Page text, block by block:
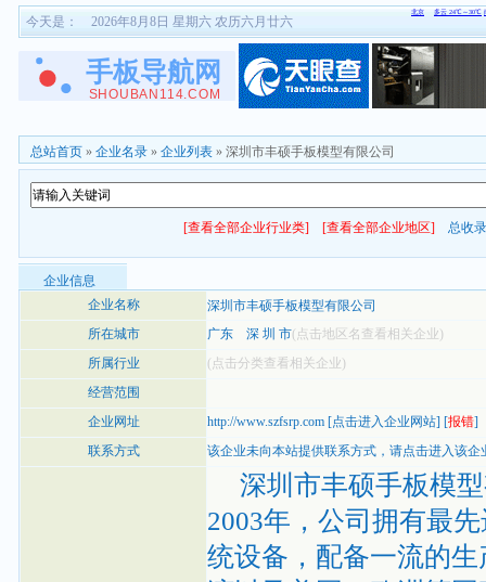
今天是： 2026年8月8日 星期六 农历六月廿六
总站首页 » 企业名录 » 企业列表 » 深圳市丰硕手板模型有限公司
[查看全部企业行业类] [查看全部企业地区] 总收
企业信息
企业名称
深圳市丰硕手板模型有限公司
所在城市
广东 深 圳 市(点击地区名查看相关企业)
所属行业
(点击分类查看相关企业)
经营范围
企业网址
http://www.szfsrp.com [点击进入企业网站] [报错]
联系方式
该企业未向本站提供联系方式， 请点击进入该企
深圳市丰硕手板模型
2003年，公司拥有最
统设备，配备一流的